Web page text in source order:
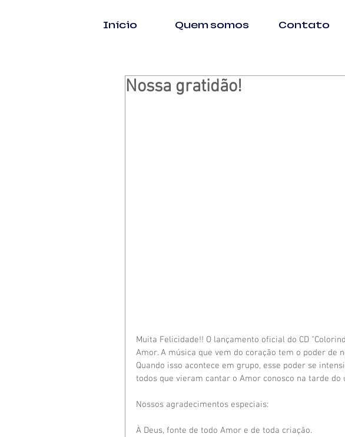
Início Quem somos Contato
Nossa gratidão!
Muita Felicidade!! O lançamento oficial do CD
Amor. A música que vem do coração tem o poder de
Quando isso acontece em grupo, esse poder se
todos que vieram cantar o Amor conosco na tarde
Nossos agradecimentos especiais:
À Deus, fonte de todo Amor e de toda criação.